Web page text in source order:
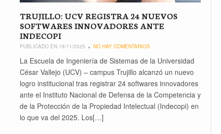
TRUJILLO: UCV REGISTRA 24 NUEVOS
SOFTWARES INNOVADORES ANTE
INDECOPI
PUBLICADO EN 19/11/2025 NO HAY COMENTARIOS
La Escuela de Ingeniería de Sistemas de la Universidad
César Vallejo (UCV) – campus Trujillo alcanzó un nuevo
logro institucional tras registrar 24 softwares innovadores
ante el Instituto Nacional de Defensa de la Competencia y
de la Protección de la Propiedad Intelectual (Indecopi) en
lo que va del 2025. Los[…]